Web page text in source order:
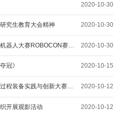
2020-10-30
究生教育大会精神 2020-10-30
器人大赛ROBOCON赛事
2020-10-30
冠》 2020-10-15
程装备实践与创新大赛中
2020-10-12
开展观影活动 2020-10-12